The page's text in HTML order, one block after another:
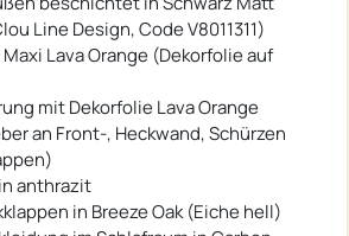
Line Design, Code V8011311)
Lava Orange (Dekorfolie auf
mit Dekorfolie Lava Orange
an Front-, Heckwand, Schürzen
anthrazit
in Breeze Oak (Eiche hell)